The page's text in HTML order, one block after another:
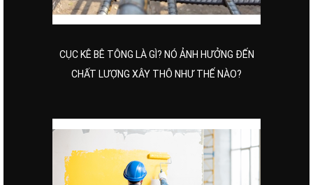
CỤC KÊ BÊ TÔNG LÀ GÌ? NÓ ẢNH HƯỞNG ĐẾN
CHẤT LƯỢNG XÂY THÔ NHƯ THẾ NÀO?